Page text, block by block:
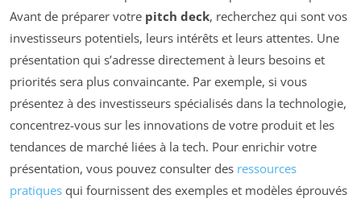
Avant de préparer votre pitch deck, recherchez qui sont vos
investisseurs potentiels, leurs intérêts et leurs attentes. Une
présentation qui s’adresse directement à leurs besoins et
priorités sera plus convaincante. Par exemple, si vous
présentez à des investisseurs spécialisés dans la technologie,
concentrez-vous sur les innovations de votre produit et les
tendances de marché liées à la tech. Pour enrichir votre
présentation, vous pouvez consulter des ressources
pratiques qui fournissent des exemples et modèles éprouvés